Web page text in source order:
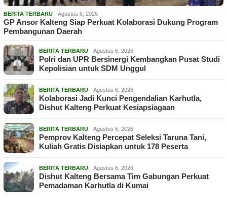
BERITA TERBARU Agustus 6, 2026
GP Ansor Kalteng Siap Perkuat Kolaborasi Dukung Program
Pembangunan Daerah
BERITA TERBARU Agustus 6, 2026
Polri dan UPR Bersinergi Kembangkan Pusat Studi
Kepolisian untuk SDM Unggul
BERITA TERBARU Agustus 6, 2026
Kolaborasi Jadi Kunci Pengendalian Karhutla,
Dishut Kalteng Perkuat Kesiapsiagaan
BERITA TERBARU Agustus 6, 2026
Pemprov Kalteng Percepat Seleksi Taruna Tani,
Kuliah Gratis Disiapkan untuk 178 Peserta
BERITA TERBARU Agustus 6, 2026
Dishut Kalteng Bersama Tim Gabungan Perkuat
Pemadaman Karhutla di Kumai